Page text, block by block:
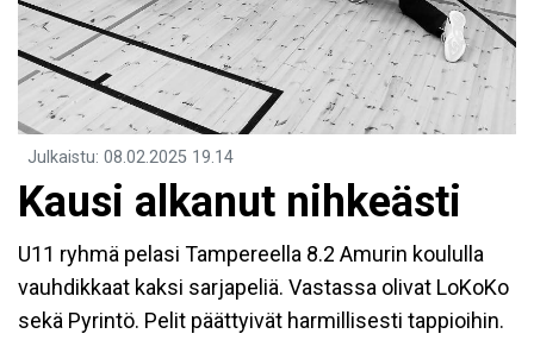
Julkaistu: 08.02.2025 19.14
Kausi alkanut nihkeästi
U11 ryhmä pelasi Tampereella 8.2 Amurin koululla
vauhdikkaat kaksi sarjapeliä. Vastassa olivat LoKoKo
sekä Pyrintö. Pelit päättyivät harmillisesti tappioihin.